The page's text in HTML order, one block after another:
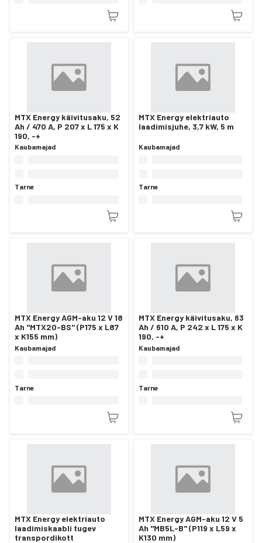
MTX Energy käivitusaku, 52
Ah / 470 A, P 207 x L 175 x K
190, -+
Kaubamajad
Tarne
MTX Energy elektriauto
laadimisjuhe, 3,7 kW, 5 m
Kaubamajad
Tarne
MTX Energy AGM-aku 12 V 18
Ah "MTX20-BS" (P175 x L87
x K155 mm)
Kaubamajad
Tarne
MTX Energy käivitusaku, 63
Ah / 610 A, P 242 x L 175 x K
190, -+
Kaubamajad
Tarne
MTX Energy elektriauto
laadimiskaabli tugev
transpordikott
MTX Energy AGM-aku 12 V 5
Ah "MB5L-B" (P119 x L59 x
K130 mm)